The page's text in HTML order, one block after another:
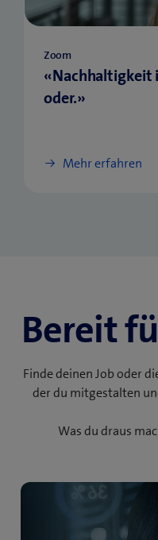
Zoom
«Nachhaltigkeit
oder.»
Mehr erfahren
Bereit
Finde deinen Job oder
der du mitgestalten
Was du draus